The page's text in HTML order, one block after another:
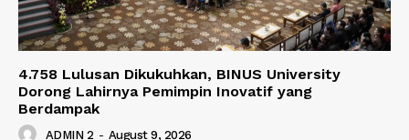
4.758 Lulusan Dikukuhkan, BINUS University
Dorong Lahirnya Pemimpin Inovatif yang
Berdampak
ADMIN 2 - August 9, 2026